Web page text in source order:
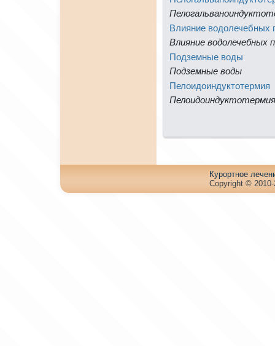
Влияние водолечебных
Влияние водолечебных
Подземные воды
Подземные воды
Пелоидоиндуктотермия
Пелоидоиндуктотермия
Куpортное
Copyright ©